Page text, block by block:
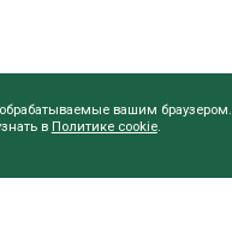
вашим браузером.
в Политике cookie.